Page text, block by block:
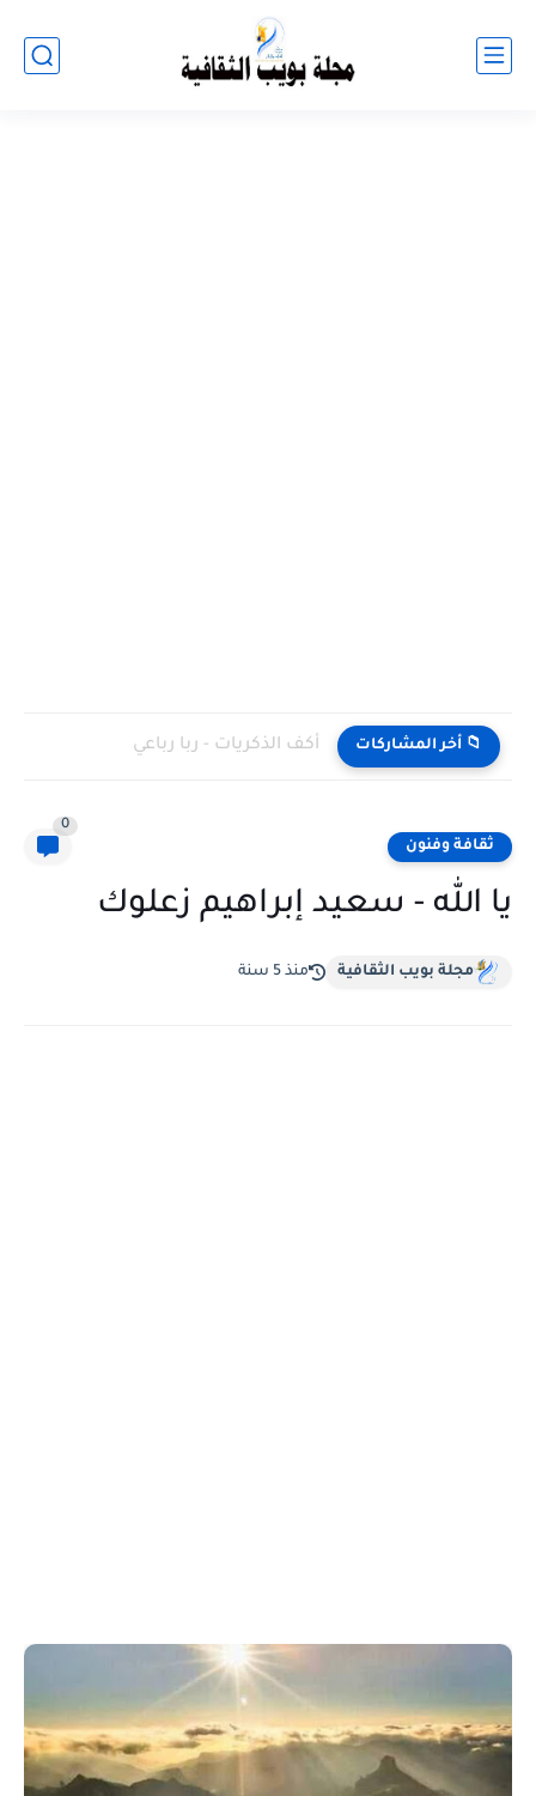
📁 أخر المشاركات أكف الذكريات - ربا رباعي
ثقافة وفنون
0
يا الله - سعيد إبراهيم زعلوك
مجلة بويب الثقافية منذ 5 سنة